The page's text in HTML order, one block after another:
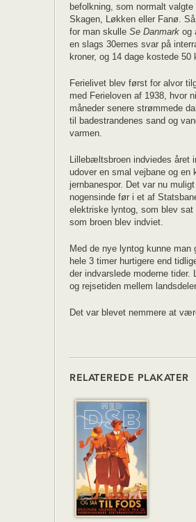
befolkning, som normalt
Skagen, Løkken eller Fanø.
for man skulle Se Danmark og
en slags 30ernes svar på
kroner, og 14 dage kostede 50
Ferielivet blev først for alvor
med Ferieloven af 1938, hvor
måneder senere strømmede
til badestrandenes sand og
varmen.
Lillebæltsbroen indviedes året
udover en smal vejbane og en
jernbanespor. Det var nu
nogensinde før i et af
elektriske lyntog, som blev
som broen blev indviet.
Med de nye lyntog kunne
hele 3 timer hurtigere end
der indvarslede moderne tider.
og rejsetiden mellem
Det var blevet nemmere at
RELATEREDE PLAKATER